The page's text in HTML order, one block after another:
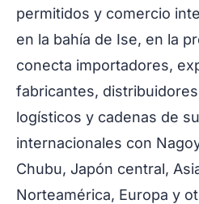
permitidos y comercio
en la bahía de Ise, en la
conecta importadores,
fabricantes,
logísticos y cadenas de
internacionales con
Chubu, Japón central,
Norteamérica, Europa y